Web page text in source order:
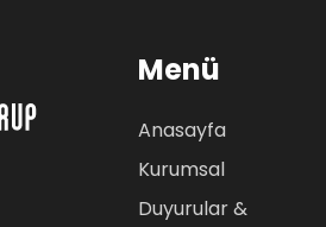
Menü
Anasayfa
Kurumsal
Duyurular &